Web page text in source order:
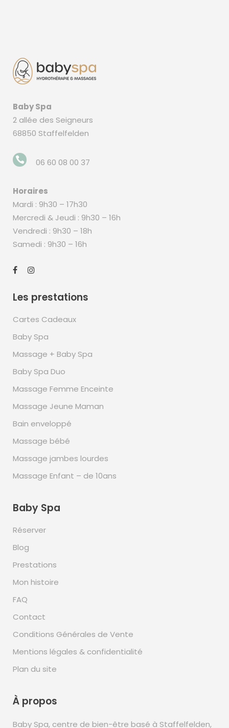
Baby Spa
2 allée des Seigneurs
68850 Staffelfelden
06 60 08 00 37
Horaires
Mardi : 9h30 – 17h30
Mercredi & Jeudi : 9h30 – 16h
Vendredi : 9h30 – 18h
Samedi : 9h30 – 16h
Les prestations
Cartes Cadeaux
Baby Spa
Massage + Baby Spa
Baby Spa Duo
Massage Femme Enceinte
Massage Jeune Maman
Bain enveloppé
Massage bébé
Massage jambes lourdes
Massage Enfant – de 10ans
Baby Spa
Réserver
Blog
Prestations
Mon histoire
FAQ
Contact
Conditions Générales de Vente
Mentions légales & confidentialité
Plan du site
À propos
Baby Spa, centre de bien-être basé à Staffelfelden,